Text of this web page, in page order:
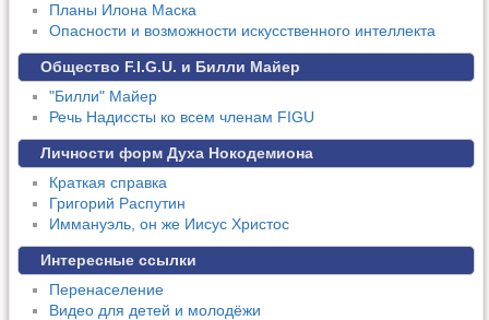
Планы Илона Маска
Опасности и возможности искусственного интеллекта
Общество F.I.G.U. и Билли Майер
"Билли" Майер
Речь Надиссты ко всем членам FIGU
Личности форм Духа Нокодемиона
Краткая справка
Григорий Распутин
Иммануэль, он же Иисус Христос
Интересные ссылки
Перенаселение
Видео для детей и молодёжи